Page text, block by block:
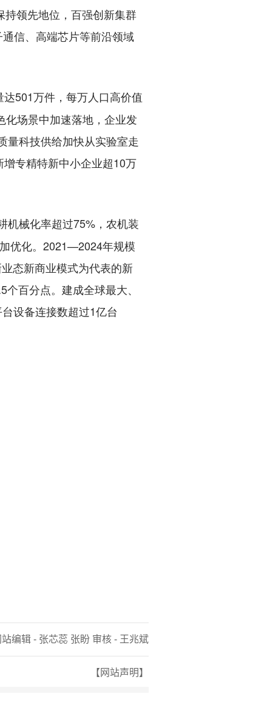
领先地位，百强创新集群
信、高端芯片等前沿领域
501万件，每万人口高价值
化场景中加速落地，企业发
量科技供给加快从实验室走
专精特新中小企业超10万
机械化率超过75%，农机装
优化。2021—2024年规模
态新商业模式为代表的新
百分点。建成全球最大、
设备连接数超过1亿台
站编辑 - 张芯蕊 张盼 审核 - 王兆斌
【网站声明】